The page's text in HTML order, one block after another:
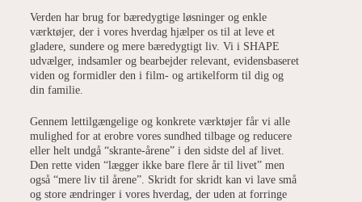
Verden har brug for bæredygtige løsninger og enkle
værktøjer, der i vores hverdag hjælper os til at leve et
gladere, sundere og mere bæredygtigt liv. Vi i SHAPE
udvælger, indsamler og bearbejder relevant, evidensbaseret
viden og formidler den i film- og artikelform til dig og
din familie.
Gennem lettilgængelige og konkrete værktøjer får vi alle
mulighed for at erobre vores sundhed tilbage og reducere
eller helt undgå “skrante-årene” i den sidste del af livet.
Den rette viden “lægger ikke bare flere år til livet” men
også “mere liv til årene”. Skridt for skridt kan vi lave små
og store ændringer i vores hverdag, der uden at forringe